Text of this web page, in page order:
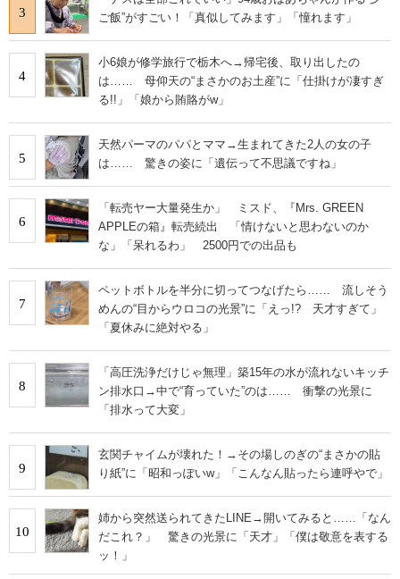
3
ご飯”がすごい！「真似してみます」「憧れます」
4
小6娘が修学旅行で栃木へ→帰宅後、取り出したの
は…… 母仰天の“まさかのお土産”に「仕掛けが凄すぎ
る!!」「娘から賄賂がw」
5
天然パーマのパパとママ→生まれてきた2人の女の子
は…… 驚きの姿に「遺伝って不思議ですね」
6
「転売ヤー大量発生か」 ミスド、『Mrs. GREEN
APPLEの箱』転売続出 「情けないと思わないのか
な」「呆れるわ」 2500円での出品も
7
ペットボトルを半分に切ってつなげたら…… 流しそう
めんの“目からウロコの光景”に「えっ!? 天才すぎて」
「夏休みに絶対やる」
8
「高圧洗浄だけじゃ無理」築15年の水が流れないキッチ
ン排水口→中で“育っていた”のは…… 衝撃の光景に
「排水って大変」
9
玄関チャイムが壊れた！→その場しのぎの“まさかの貼
り紙”に「昭和っぽいw」「こんなん貼ったら連呼やで」
10
姉から突然送られてきたLINE→開いてみると……「なん
だこれ？」 驚きの光景に「天才」「僕は敬意を表する
ッ！」